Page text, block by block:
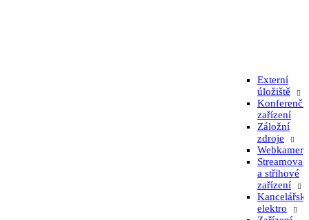
Externí
úložiště
zařízení
Záložní
zdroje
Webkamery
a střihové
zařízení
elektro